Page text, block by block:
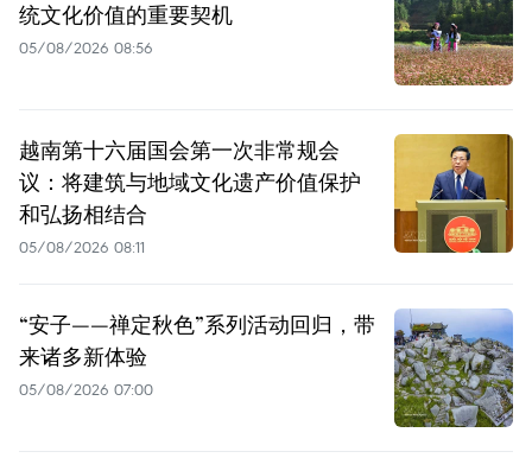
统文化价值的重要契机
05/08/2026 08:56
越南第十六届国会第一次非常规会
议：将建筑与地域文化遗产价值保护
和弘扬相结合
05/08/2026 08:11
“安子——禅定秋色”系列活动回归，带
来诸多新体验
05/08/2026 07:00